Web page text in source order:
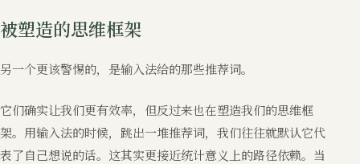
被塑造的思维框架
另一个更该警惕的，是输入法给的那些推荐词。
它们确实让我们更有效率，但反过来也在塑造我们的思维框
架。用输入法的时候，跳出一堆推荐词，我们往往就默认它代
表了自己想说的话。这其实更接近统计意义上的路径依赖。当